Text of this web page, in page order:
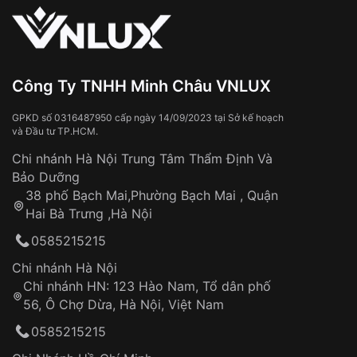
Từ khóa SEO:
Thời gian vận chuyển trung bình: 3 – 5 ngày
làm việc
Áp dụng cho tất cả tỉnh thành trên toàn quốc
Thời gian tính từ khi xác nhận đơn hàng thành
công
Hotline: 0585 215 215
Từ khóa SEO:
Sử dụng sai cách như:
Tiếp xúc với hóa chất, chất tẩy rửa
Đeo đồng hồ khi tắm nước nóng, xông
Đồng hồ bị hư hỏng do:
Tai nạn hoặc tác động từ bên ngoài
Hao mòn tự nhiên theo thời gian:
Dây đeo
Sản phẩm đã bị:
Tự ý sửa chữa
thống VNLUX
Đảm bảo quyền lợi khách hàng
Công Ty TNHH Minh Châu VNLUX
GPKD số 0316487950 cấp ngày 14/09/2023 tại Sở kế hoạch
và Đầu tư TP.HCM.
Chi nhánh Hà Nội Trung Tâm Thẩm Định Và
Bảo Dưỡng
38 phố Bạch Mai,Phường Bạch Mai , Quận
Hai Bà Trưng ,Hà Nội
0585215215
Chi nhánh Hà Nội
Chi nhánh HN: 123 Hào Nam, Tổ dân phố
56, Ô Chợ Dừa, Hà Nội, Việt Nam
0585215215